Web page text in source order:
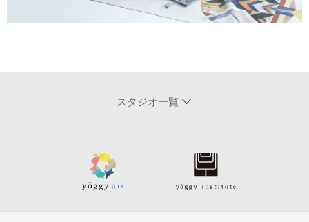
スタジオ一覧